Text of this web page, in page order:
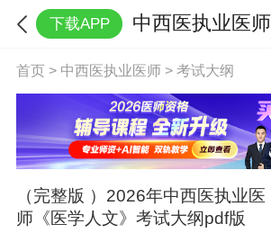
下载APP 中西医执业医师
首页> 中西医执业医师> 考试大纲
（完整版 ）2026年中西医执业医
师《医学人文》考试大纲pdf版